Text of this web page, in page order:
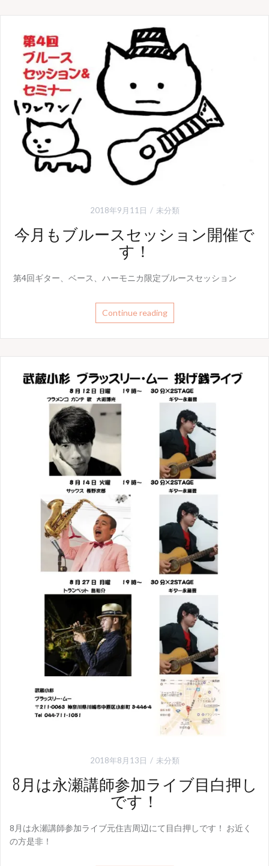
2018年9月11日 未分類
今月もブルースセッション開催で
す！
第4回ギター、ベース、ハーモニカ限定ブルースセッション
Continue reading
2018年8月13日 未分類
8月は永瀬講師参加ライブ目白押し
です！
8月は永瀬講師参加ライブ元住吉周辺にて目白押しです！ お近く
の方是非！